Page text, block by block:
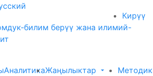
Кирүү
билим берүү жана илимий-
АналитикаЖаңылыктар